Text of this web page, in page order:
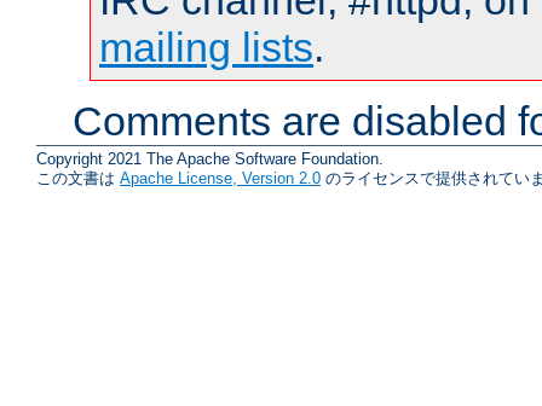
mailing lists.
Comments are disabled
Copyright 2021 The Apache Software Foundation.
この文書は Apache License, Version 2.0 のライセンスで提供されてい